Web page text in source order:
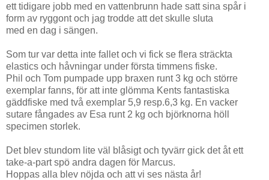
ett tidigare jobb med en vattenbrunn hade satt sina spår i
form av ryggont och jag trodde att det skulle sluta
med en dag i sängen.
Som tur var detta inte fallet och vi fick se flera sträckta
elastics och håvningar under första timmens fiske.
Phil och Tom pumpade upp braxen runt 3 kg och större
exemplar fanns, för att inte glömma Kents fantastiska
gäddfiske med två exemplar 5,9 resp.6,3 kg. En vacker
sutare fångades av Esa runt 2 kg och björknorna höll
specimen storlek.
Det blev stundom lite väl blåsigt och tyvärr gick det åt ett
take-a-part spö andra dagen för Marcus.
Hoppas alla blev nöjda och att vi ses nästa år!